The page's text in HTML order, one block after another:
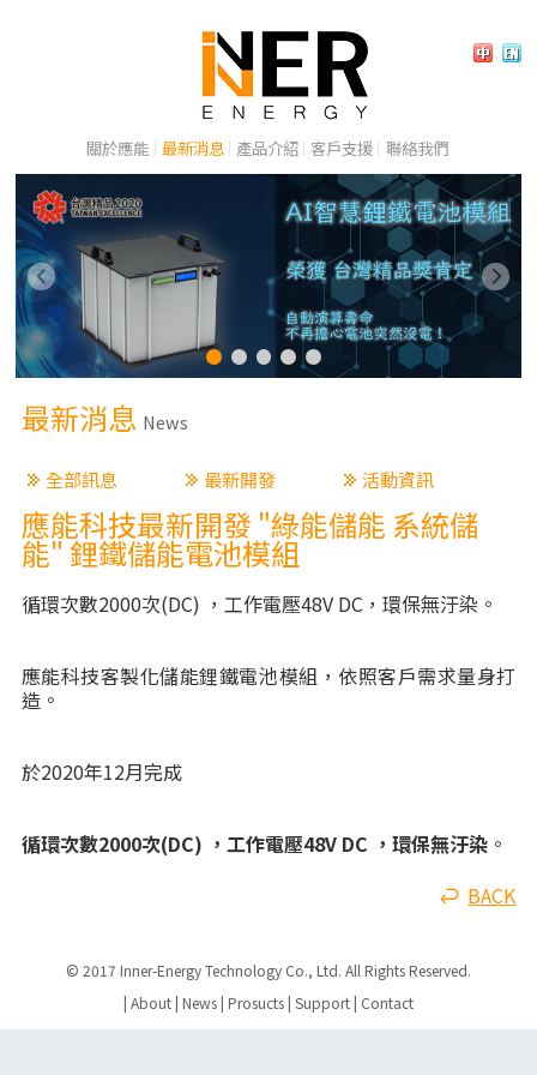
關於應能 最新消息 產品介紹 客戶支援 聯絡我們
最新消息 News
全部訊息 最新開發 活動資訊
應能科技最新開發 "綠能儲能 系統儲
能" 鋰鐵儲能電池模組
循環次數2000次(DC) ，工作電壓48V DC，環保無汙染。
應能科技客製化儲能鋰鐵電池模組，依照客戶需求量身打
造。
於2020年12月完成
循環次數2000次(DC) ，工作電壓48V DC ，環保無汙染。
BACK
© 2017 Inner-Energy Technology Co., Ltd. All Rights Reserved.
| About | News | Prosucts | Support | Contact